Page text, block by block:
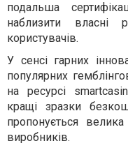
подальша
наблизити власні
користувачів.
У сенсі гарних
популярних
на ресурсі
кращі зразки
пропонується
виробників.